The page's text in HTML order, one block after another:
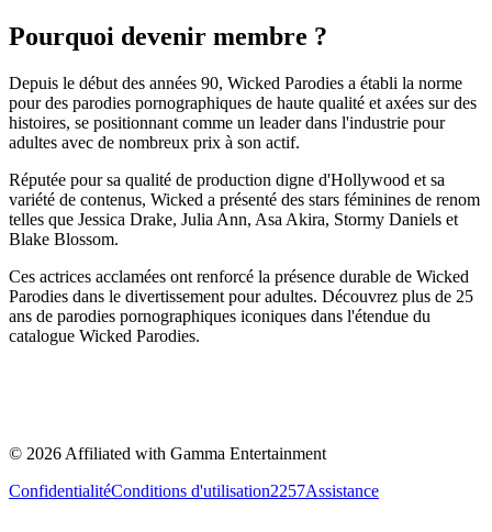
Pourquoi devenir membre ?
Depuis le début des années 90, Wicked Parodies a établi la norme
pour des parodies pornographiques de haute qualité et axées sur des
histoires, se positionnant comme un leader dans l'industrie pour
adultes avec de nombreux prix à son actif.
Réputée pour sa qualité de production digne d'Hollywood et sa
variété de contenus, Wicked a présenté des stars féminines de renom
telles que Jessica Drake, Julia Ann, Asa Akira, Stormy Daniels et
Blake Blossom.
Ces actrices acclamées ont renforcé la présence durable de Wicked
Parodies dans le divertissement pour adultes. Découvrez plus de 25
ans de parodies pornographiques iconiques dans l'étendue du
catalogue Wicked Parodies.
© 2026 Affiliated with Gamma Entertainment
ConfidentialitéConditions d'utilisation2257Assistance